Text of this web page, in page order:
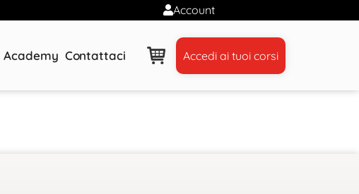
Account
Academy Contattaci Accedi ai tuoi corsi